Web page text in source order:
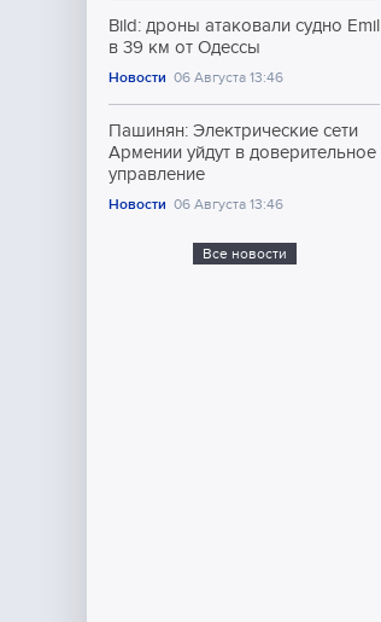
Bild: дроны атаковали судно Emil
в 39 км от Одессы
Новости 06 Августа 13:46
Пашинян: Электрические сети
Армении уйдут в доверительное
управление
Новости 06 Августа 13:46
Все новости